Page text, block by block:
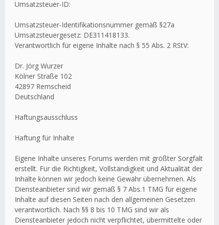
Umsatzsteuer-ID:
Umsatzsteuer-Identifikationsnummer gemäß §27a
Umsatzsteuergesetz: DE311418133.
Verantwortlich für eigene Inhalte nach § 55 Abs. 2 RStV:
Dr. Jörg Wurzer
Kölner Straße 102
42897 Remscheid
Deutschland
Haftungsausschluss
Haftung für Inhalte
Eigene Inhalte unseres Forums werden mit größter Sorgfalt
erstellt. Für die Richtigkeit, Vollständigkeit und Aktualität der
Inhalte können wir jedoch keine Gewähr übernehmen. Als
Diensteanbieter sind wir gemäß § 7 Abs.1 TMG für eigene
Inhalte auf diesen Seiten nach den allgemeinen Gesetzen
verantwortlich. Nach §§ 8 bis 10 TMG sind wir als
Diensteanbieter jedoch nicht verpflichtet, übermittelte oder